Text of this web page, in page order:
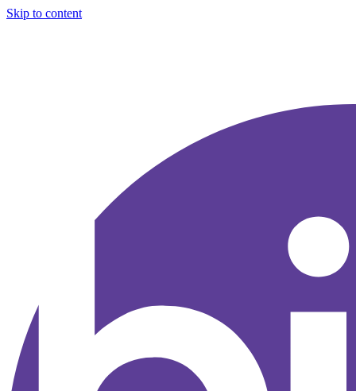
Skip to content